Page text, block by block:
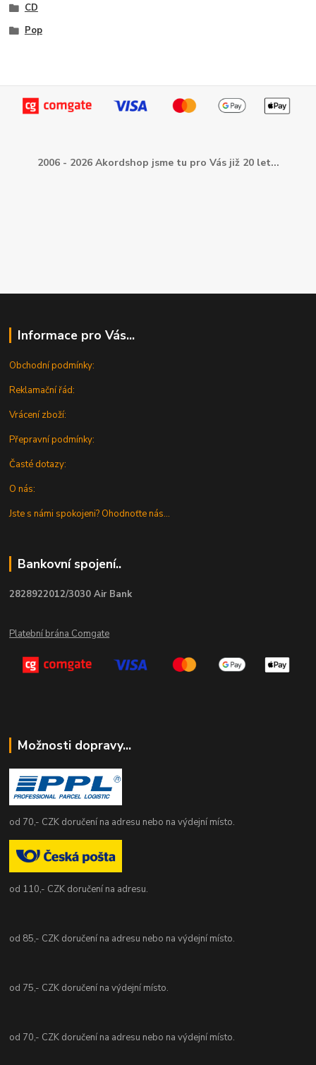
CD
Pop
2006 - 2026 Akordshop jsme tu pro Vás již 20 let...
Informace pro Vás...
Obchodní podmínky:
Reklamační řád:
Vrácení zboží:
Přepravní podmínky:
Časté dotazy:
O nás:
Jste s námi spokojeni? Ohodnoťte nás...
Bankovní spojení..
2828922012/3030 Air Bank
Platební brána Comgate
Možnosti dopravy...
od 70,- CZK doručení na adresu nebo na výdejní místo.
od 110,- CZK doručení na adresu.
od 85,- CZK doručení na adresu nebo na výdejní místo.
od 75,- CZK doručení na výdejní místo.
od 70,- CZK doručení na adresu nebo na výdejní místo.